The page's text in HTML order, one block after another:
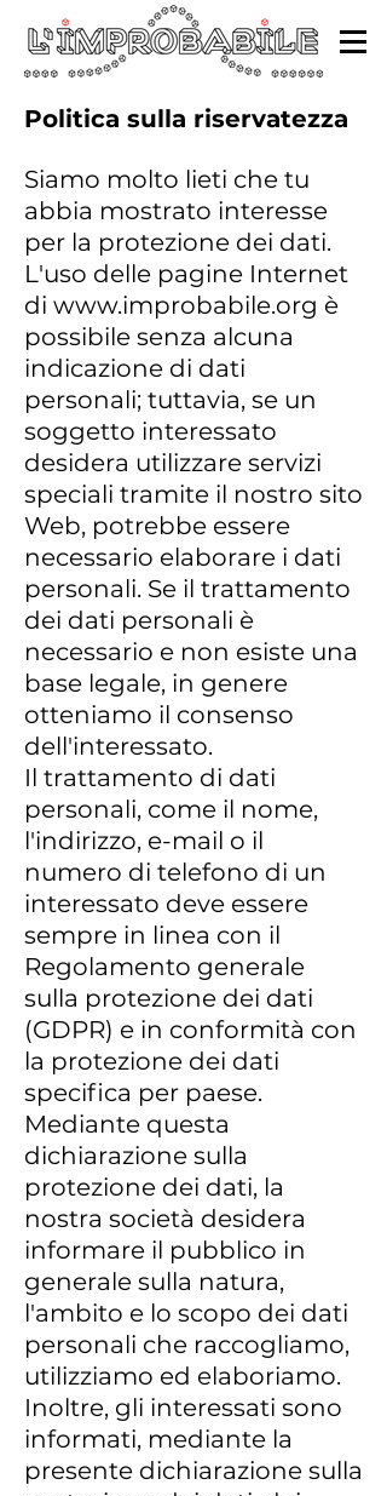
Politica sulla riservatezza
Siamo molto lieti che tu
abbia mostrato interesse
per la protezione dei dati.
L'uso delle pagine Internet
di www.improbabile.org è
possibile senza alcuna
indicazione di dati
personali; tuttavia, se un
soggetto interessato
desidera utilizzare servizi
speciali tramite il nostro sito
Web, potrebbe essere
necessario elaborare i dati
personali. Se il trattamento
dei dati personali è
necessario e non esiste una
base legale, in genere
otteniamo il consenso
dell'interessato.
Il trattamento di dati
personali, come il nome,
l'indirizzo, e-mail o il
numero di telefono di un
interessato deve essere
sempre in linea con il
Regolamento generale
sulla protezione dei dati
(GDPR) e in conformità con
la protezione dei dati
specifica per paese.
Mediante questa
dichiarazione sulla
protezione dei dati, la
nostra società desidera
informare il pubblico in
generale sulla natura,
l'ambito e lo scopo dei dati
personali che raccogliamo,
utilizziamo ed elaboriamo.
Inoltre, gli interessati sono
informati, mediante la
presente dichiarazione sulla